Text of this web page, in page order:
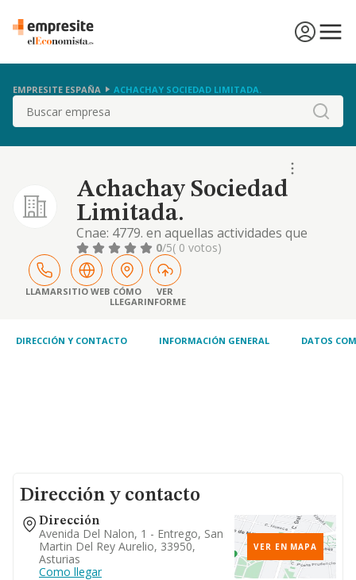
EMPRESITE ESPAÑA ACHACHAY SOCIEDAD LIMITADA.
Buscar
Achachay Sociedad
Limitada.
Cnae: 4779. en aquellas actividades que
tuvieran carácter proresional la sociedad
actuará como intermediaria. objeto:
comercio al por menor de artículos de
segunda mano en establecimientos
especializados. comercio al por menor en
predominio en productos alimen
0/5( 0 votos)
LLAMARSITIO WEB CÓMO
LLEGAR
VER
INFORME
DIRECCIÓN Y CONTACTO INFORMACIÓN GENERAL DATOS
Dirección y contacto
Dirección
Avenida Del Nalon, 1 - Entrego, San
Martin Del Rey Aurelio, 33950,
Asturias
Como llegar
VER EN MAPA